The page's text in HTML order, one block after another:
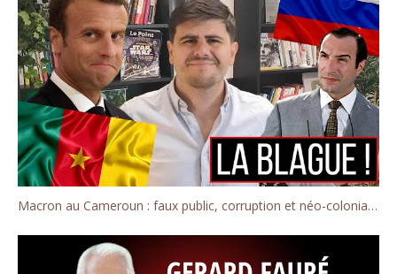
Macron au Cameroun : faux public, corruption et néo-colonialisme